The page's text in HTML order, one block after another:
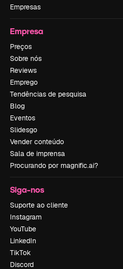
Empresas
Empresa
Preços
Sobre nós
Reviews
Emprego
Tendências de pesquisa
Blog
Eventos
Slidesgo
Vender conteúdo
Sala de imprensa
Procurando por magnific.ai?
Siga-nos
Suporte ao cliente
Instagram
YouTube
LinkedIn
TikTok
Discord